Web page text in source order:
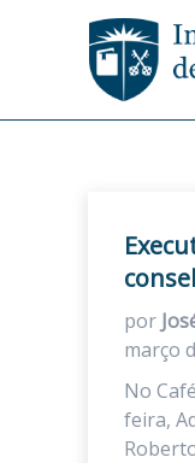
por
março
No
feira,